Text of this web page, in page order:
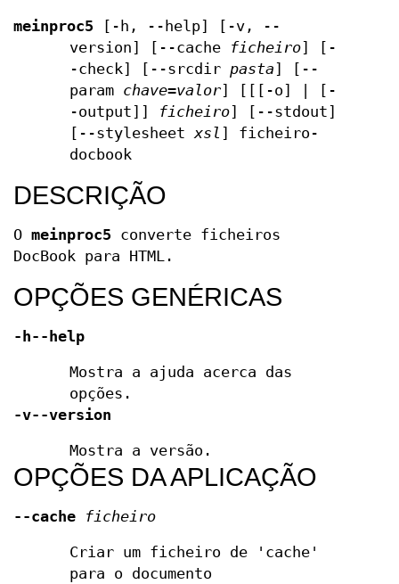
meinproc5 [-h, --help] [-v, --
version] [--cache ficheiro] [-
-check] [--srcdir pasta] [--
param chave=valor] [[[-o] | [-
-output]]
ficheiro] [--stdout]
[--stylesheet xsl ] ficheiro-
docbook
DESCRIÇÃO
O meinproc5 converte ficheiros
DocBook para HTML.
OPÇÕES GENÉRICAS
-h--help
Mostra a ajuda acerca das
opções.
-v--version
Mostra a versão.
OPÇÕES DA APLICAÇÃO
--cache ficheiro
Criar um ficheiro de 'cache'
para o documento